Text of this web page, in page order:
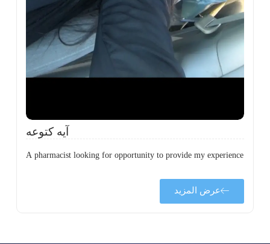
آيه كتوعه
A pharmacist looking for opportunity to provide my experience
عرض المزيد